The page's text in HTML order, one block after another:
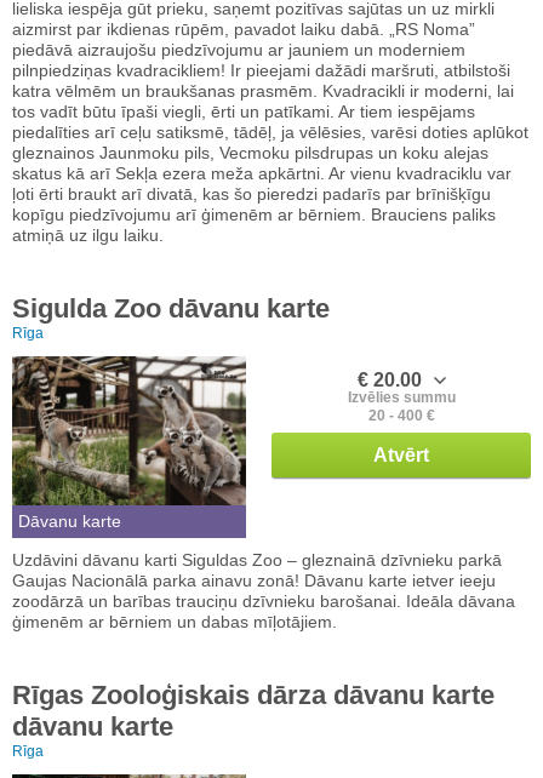
lieliska iespēja gūt prieku, saņemt pozitīvas sajūtas un uz mirkli
aizmirst par ikdienas rūpēm, pavadot laiku dabā. „RS Noma”
piedāvā aizraujošu piedzīvojumu ar jauniem un moderniem
pilnpiedziņas kvadracikliem! Ir pieejami dažādi maršruti, atbilstoši
katra vēlmēm un braukšanas prasmēm. Kvadracikli ir moderni, lai
tos vadīt būtu īpaši viegli, ērti un patīkami. Ar tiem iespējams
piedalīties arī ceļu satiksmē, tādēļ, ja vēlēsies, varēsi doties aplūkot
gleznainos Jaunmoku pils, Vecmoku pilsdrupas un koku alejas
skatus kā arī Sekļa ezera meža apkārtni. Ar vienu kvadraciklu var
ļoti ērti braukt arī divatā, kas šo pieredzi padarīs par brīnišķīgu
kopīgu piedzīvojumu arī ģimenēm ar bērniem. Brauciens paliks
atmiņā uz ilgu laiku.
Sigulda Zoo dāvanu karte
Rīga
Dāvanu karte
€ 20.00
Izvēlies summu
20 - 400 €
Atvērt
Uzdāvini dāvanu karti Siguldas Zoo – gleznainā dzīvnieku parkā
Gaujas Nacionālā parka ainavu zonā! Dāvanu karte ietver ieeju
zoodārzā un barības trauciņu dzīvnieku barošanai. Ideāla dāvana
ģimenēm ar bērniem un dabas mīļotājiem.
Rīgas Zooloģiskais dārza dāvanu karte
dāvanu karte
Rīga